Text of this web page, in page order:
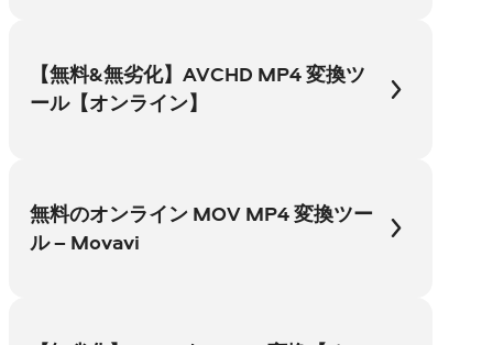
【無料&無劣化】AVCHD MP4 変換ツ
ール【オンライン】
無料のオンライン MOV MP4 変換ツー
ル – Movavi